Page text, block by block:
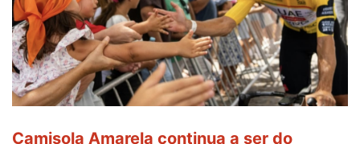
ganha
prémio
combatividade
na
Serra
da
Camisola Amarela continua a ser do